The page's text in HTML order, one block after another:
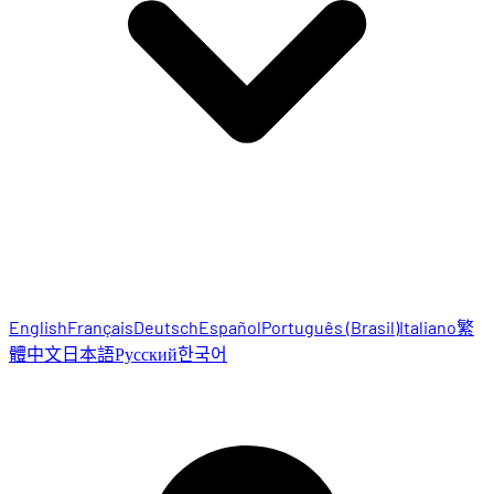
EnglishFrançaisDeutschEspañolPortuguês (Brasil)Italiano繁
體中文日本語Русский한국어